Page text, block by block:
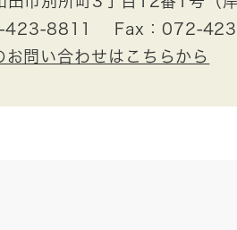
423-8811
Fax：072-
お問い合わせはこちらから